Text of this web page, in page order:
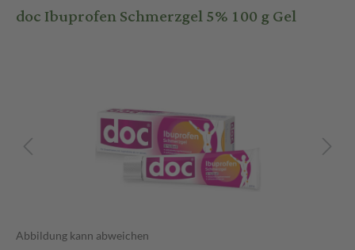
doc Ibuprofen Schmerzgel 5% 100 g Gel
Abbildung kann abweichen